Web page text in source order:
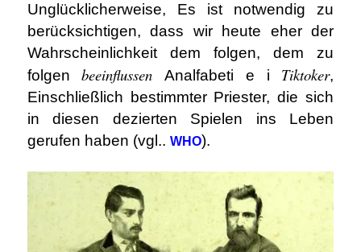
Unglücklicherweise, Es ist notwendig zu
berücksichtigen, dass wir heute eher der
Wahrscheinlichkeit dem folgen, dem zu
folgenbeeinflussen Analfabeti e i Tiktoker,
Einschließlich bestimmter Priester, die sich
in diesen dezierten Spielen ins Leben
gerufen haben (vgl.. WHO).